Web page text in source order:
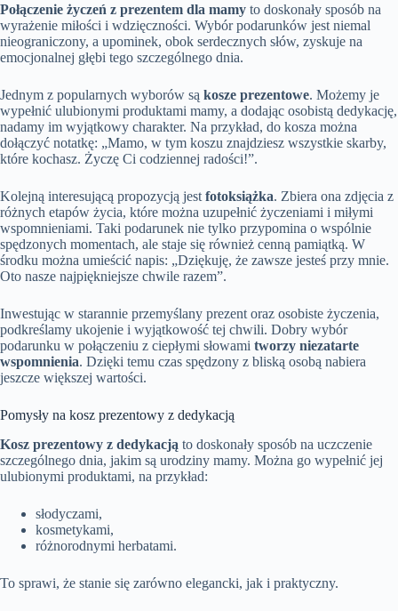
Połączenie życzeń z prezentem dla mamy to doskonały sposób na
wyrażenie miłości i wdzięczności. Wybór podarunków jest niemal
nieograniczony, a upominek, obok serdecznych słów, zyskuje na
emocjonalnej głębi tego szczególnego dnia.
Jednym z popularnych wyborów są kosze prezentowe. Możemy je
wypełnić ulubionymi produktami mamy, a dodając osobistą dedykację,
nadamy im wyjątkowy charakter. Na przykład, do kosza można
dołączyć notatkę: „Mamo, w tym koszu znajdziesz wszystkie skarby,
które kochasz. Życzę Ci codziennej radości!”.
Kolejną interesującą propozycją jest fotoksiążka. Zbiera ona zdjęcia z
różnych etapów życia, które można uzupełnić życzeniami i miłymi
wspomnieniami. Taki podarunek nie tylko przypomina o wspólnie
spędzonych momentach, ale staje się również cenną pamiątką. W
środku można umieścić napis: „Dziękuję, że zawsze jesteś przy mnie.
Oto nasze najpiękniejsze chwile razem”.
Inwestując w starannie przemyślany prezent oraz osobiste życzenia,
podkreślamy ukojenie i wyjątkowość tej chwili. Dobry wybór
podarunku w połączeniu z ciepłymi słowami tworzy niezatarte
wspomnienia. Dzięki temu czas spędzony z bliską osobą nabiera
jeszcze większej wartości.
Pomysły na kosz prezentowy z dedykacją
Kosz prezentowy z dedykacją to doskonały sposób na uczczenie
szczególnego dnia, jakim są urodziny mamy. Można go wypełnić jej
ulubionymi produktami, na przykład:
słodyczami,
kosmetykami,
różnorodnymi herbatami.
To sprawi, że stanie się zarówno elegancki, jak i praktyczny.